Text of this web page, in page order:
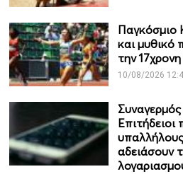
Παγκόσμιο
και μυθικό
την
10/08/2026
αδειάσουν